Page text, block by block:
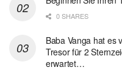
0 SHARES
Baba Vanga hat es
Tresor für 2
erwartet…